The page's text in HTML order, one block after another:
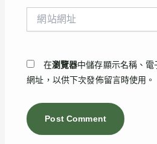
在瀏覽器中儲存顯示名稱、
網址，以供下次發佈留言時使用。